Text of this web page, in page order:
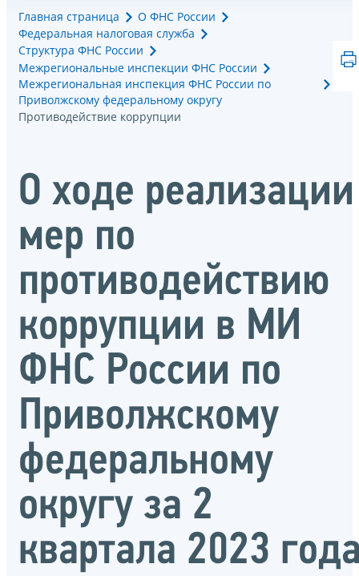
Главная страница
О ФНС России
Федеральная налоговая служба
Структура ФНС России
Межрегиональные инспекции ФНС России
Межрегиональная инспекция ФНС России по
Приволжскому федеральному округу
Противодействие коррупции
О ходе реализации
мер по
противодействию
коррупции в МИ
ФНС России по
Приволжскому
федеральному
округу за 2
квартала 2023